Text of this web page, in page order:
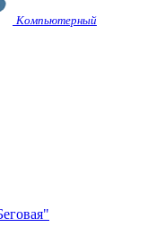
Компьютерный